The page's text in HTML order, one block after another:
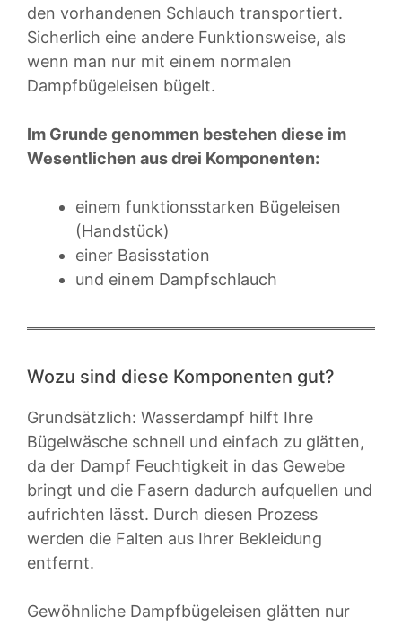
den vorhandenen Schlauch transportiert.
Sicherlich eine andere Funktionsweise, als
wenn man nur mit einem normalen
Dampfbügeleisen bügelt.
Im Grunde genommen bestehen diese im
Wesentlichen aus drei Komponenten:
einem funktionsstarken Bügeleisen
(Handstück)
einer Basisstation
und einem Dampfschlauch
Wozu sind diese Komponenten gut?
Grundsätzlich: Wasserdampf hilft Ihre
Bügelwäsche schnell und einfach zu glätten,
da der Dampf Feuchtigkeit in das Gewebe
bringt und die Fasern dadurch aufquellen und
aufrichten lässt. Durch diesen Prozess
werden die Falten aus Ihrer Bekleidung
entfernt.
Gewöhnliche Dampfbügeleisen glätten nur